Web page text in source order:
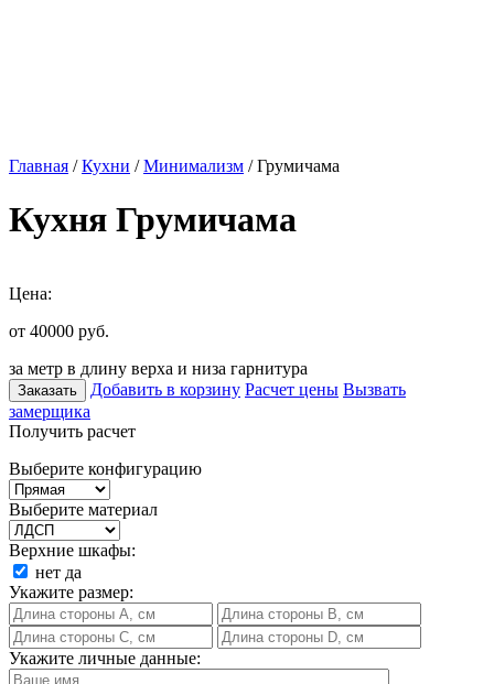
Главная /Кухни /Минимализм / Грумичама
Кухня Грумичама
Цена:
от 40000 руб.
за метр в длину верха и низа гарнитура
Заказать Добавить в корзину Расчет цены Вызвать
замерщика
Получить расчет
Выберите конфигурацию
Выберите материал
Верхние шкафы:
нет да
Укажите размер:
Укажите личные данные: